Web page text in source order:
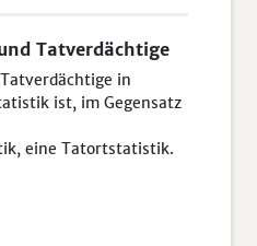
Tatverdächtige
in
ist, im Gegensatz
eine Tatortstatistik.